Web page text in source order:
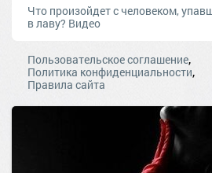
Что произойдет с человеком,
в лаву? Видео
Пользовательское соглашение,
Политика конфиденциальности,
Правила сайта